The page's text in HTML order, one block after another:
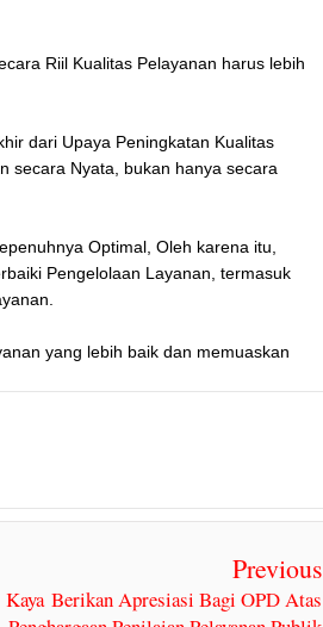
Riil Kualitas Pelayanan harus lebih
dari Upaya Peningkatan Kualitas
secara Nyata, bukan hanya secara
Optimal, Oleh karena itu,
Pengelolaan Layanan, termasuk
yang lebih baik dan memuaskan
Previous
Kaya Berikan Apresiasi Bagi OPD Atas